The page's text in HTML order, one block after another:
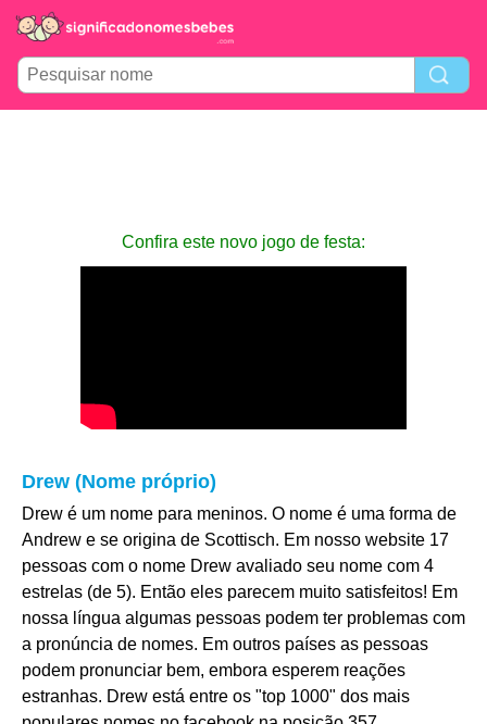
Confira este novo jogo de festa:
Drew (Nome próprio)
Drew é um nome para meninos. O nome é uma forma de
Andrew e se origina de Scottisch. Em nosso website 17
pessoas com o nome Drew avaliado seu nome com 4
estrelas (de 5). Então eles parecem muito satisfeitos! Em
nossa língua algumas pessoas podem ter problemas com
a pronúncia de nomes. Em outros países as pessoas
podem pronunciar bem, embora esperem reações
estranhas. Drew está entre os "top 1000" dos mais